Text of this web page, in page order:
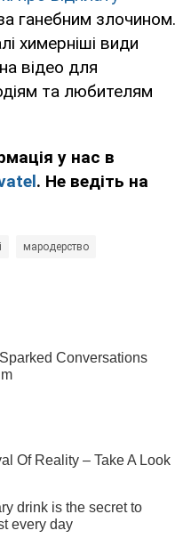
ганебним злочином.
химерніші види
відео для
та любителям
у нас в
. Не ведіть на
мародерство